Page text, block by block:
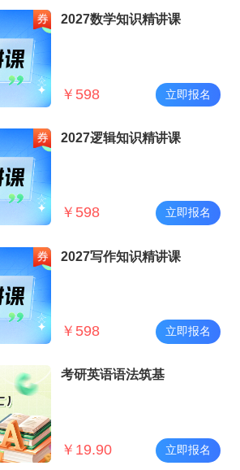
2027数学知识精讲课
￥ 598 立即报名
2027逻辑知识精讲课
￥ 598 立即报名
2027写作知识精讲课
￥ 598 立即报名
考研英语语法筑基
￥ 19.90 立即报名